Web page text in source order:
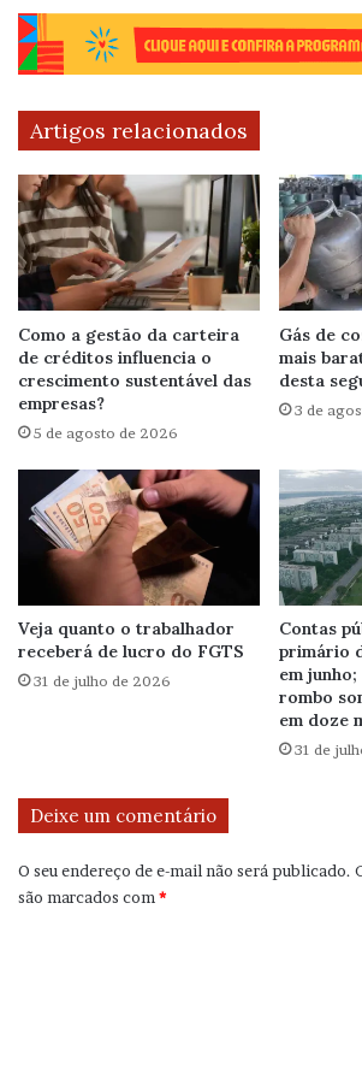
Artigos relacionados
Como a gestão da carteira
de créditos influencia o
crescimento sustentável das
empresas?
5 de agosto de 2026
Gás de
mais
desta
3 de
Veja quanto o trabalhador
receberá de lucro do FGTS
31 de julho de 2026
Contas
primário
em
rombo
em doze
31 de
Deixe um comentário
O seu endereço de e-mail não será publicado.
são marcados com*